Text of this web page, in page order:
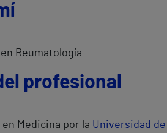
Reumatología
profesional
Medicina por la Universidad de